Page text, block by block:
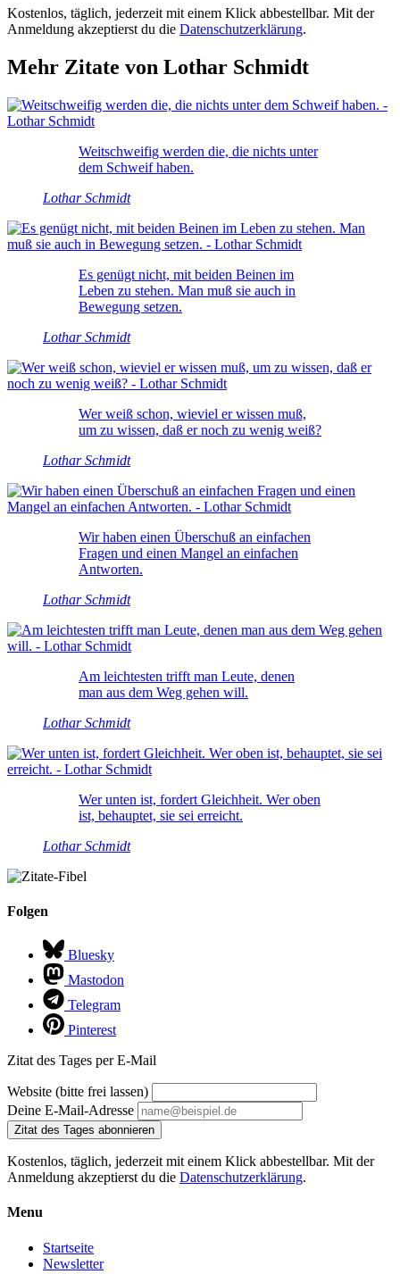
Kostenlos, täglich, jederzeit mit einem Klick abbestellbar. Mit der
Anmeldung akzeptierst du die Datenschutzerklärung.
Mehr Zitate von Lothar Schmidt
Weitschweifig werden die, die nichts unter
dem Schweif haben.
Lothar Schmidt
Es genügt nicht, mit beiden Beinen im
Leben zu stehen. Man muß sie auch in
Bewegung setzen.
Lothar Schmidt
Wer weiß schon, wieviel er wissen muß,
um zu wissen, daß er noch zu wenig weiß?
Lothar Schmidt
Wir haben einen Überschuß an einfachen
Fragen und einen Mangel an einfachen
Antworten.
Lothar Schmidt
Am leichtesten trifft man Leute, denen
man aus dem Weg gehen will.
Lothar Schmidt
Wer unten ist, fordert Gleichheit. Wer oben
ist, behauptet, sie sei erreicht.
Lothar Schmidt
Folgen
Bluesky
Mastodon
Telegram
Pinterest
Zitat des Tages per E-Mail
Website (bitte frei lassen)
Deine E-Mail-Adresse
Zitat des Tages abonnieren
Kostenlos, täglich, jederzeit mit einem Klick abbestellbar. Mit der
Anmeldung akzeptierst du die Datenschutzerklärung.
Menu
Startseite
Newsletter